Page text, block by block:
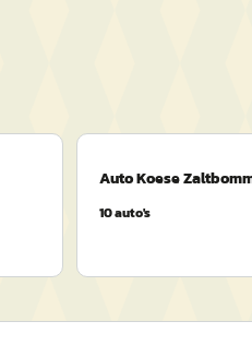
Auto Koese
10auto's